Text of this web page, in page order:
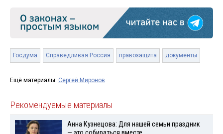
Госдума Справедливая Россия правозащита документы
Ещё материалы: Сергей Миронов
Рекомендуемые материалы
Анна Кузнецова: Для нашей семьи праздник